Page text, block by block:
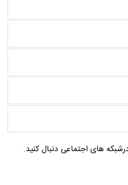
های اجتماعی دنبال کنید.